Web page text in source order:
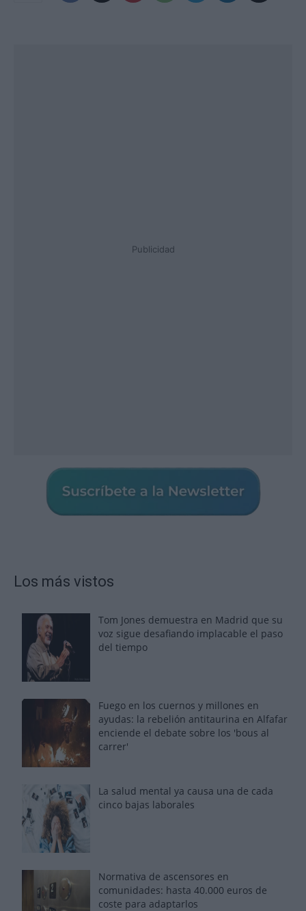
Publicidad
Los más vistos
Tom Jones demuestra en Madrid que su
voz sigue desafiando implacable el paso
del tiempo
Fuego en los cuernos y millones en
ayudas: la rebelión antitaurina en Alfafar
enciende el debate sobre los 'bous al
carrer'
La salud mental ya causa una de cada
cinco bajas laborales
Normativa de ascensores en
comunidades: hasta 40.000 euros de
coste para adaptarlos